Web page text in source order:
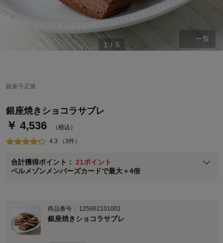
1 / 5
一覧
銀座千疋屋
銀座焼きショコラサブレ
￥ 4,536 （税込）
4.3 （3件）
合計獲得ポイント： 21ポイント
ベルメゾンメンバーズカードで最大＋4倍
ベルメゾンご優待サービスについて
ベルメゾン・ポイントについて
通常商品送料無料 返品引取無料（JCBのみ）
即時入会なら更に500円OFFクーポンプレゼント
※メンバーズカードの加算ポイントはステージ倍率適用前の基本ポイント
に対して適用されます。
商品番号： 125862101001
銀座焼きショコラサブレ